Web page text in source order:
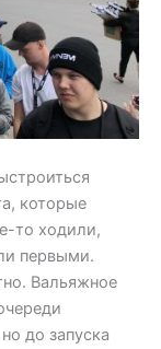
которые
то ходили,
первыми.
Вальяжное
до запуска